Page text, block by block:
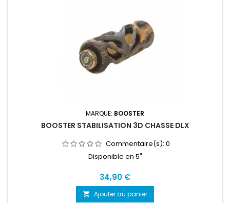
MARQUE: BOOSTER
BOOSTER STABILISATION 3D CHASSE DLX
Commentaire(s): 0
Disponible en 5"
Prix
34,90 €
 Ajouter au panier